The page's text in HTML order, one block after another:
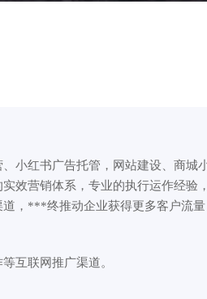
红书广告托管，网站建设、商城
效营销体系，专业的执行运作经验
，***终推动企业获得更多客户流量
互联网推广渠道。